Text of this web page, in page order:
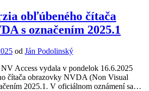
obľúbeného čítača
s označením 2025.1
od Ján Podolinský
Access vydala v pondelok 16.6.2025
čítača obrazovky NVDA (Non Visual
2025.1. V oficiálnom oznámení sa…